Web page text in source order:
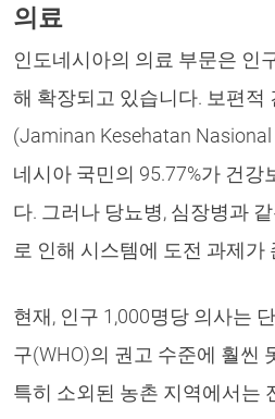
의료
인도네시아의 의료 부문은 인
해 확장되고 있습니다. 보편적
(Jaminan Kesehatan
네시아 국민의 95.77%가 건강
다. 그러나 당뇨병, 심장병과
로 인해 시스템에 도전 과제가
현재, 인구 1,000명당 의사는
구(WHO)의 권고 수준에 훨씬
특히 소외된 농촌 지역에서는